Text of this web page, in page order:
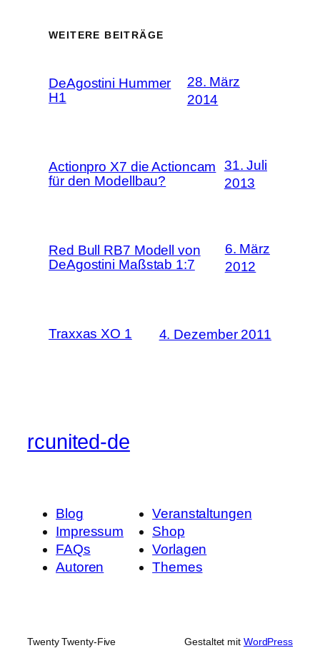
WEITERE BEITRÄGE
DeAgostini Hummer
H1
28. März
2014
Actionpro X7 die Actioncam
für den Modellbau?
31. Juli
2013
Red Bull RB7 Modell von
DeAgostini Maßstab 1:7
6. März
2012
Traxxas XO 1 4. Dezember 2011
rcunited-de
Blog
Impressum
FAQs
Autoren
Veranstaltungen
Shop
Vorlagen
Themes
Twenty Twenty-Five Gestaltet mit WordPress